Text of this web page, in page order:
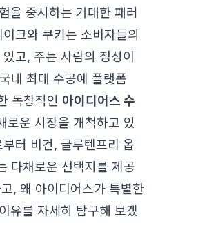
을 중시하는 거대한 패러
크와 쿠키는 소비자들의
고, 주는 사람의 정성이
내 최대 수공예 플랫폼
독창적인 아이디어스 수
로운 시장을 개척하고 있
터 비건, 글루텐프리 옵
다채로운 선택지를 제공
, 왜 아이디어스가 특별한
유를 자세히 탐구해 보겠